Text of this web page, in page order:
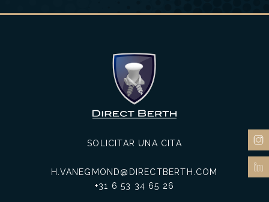
SOLICITAR UNA CITA
H.VANEGMOND@DIRECTBERTH.COM
+31 6 53 34 65 26